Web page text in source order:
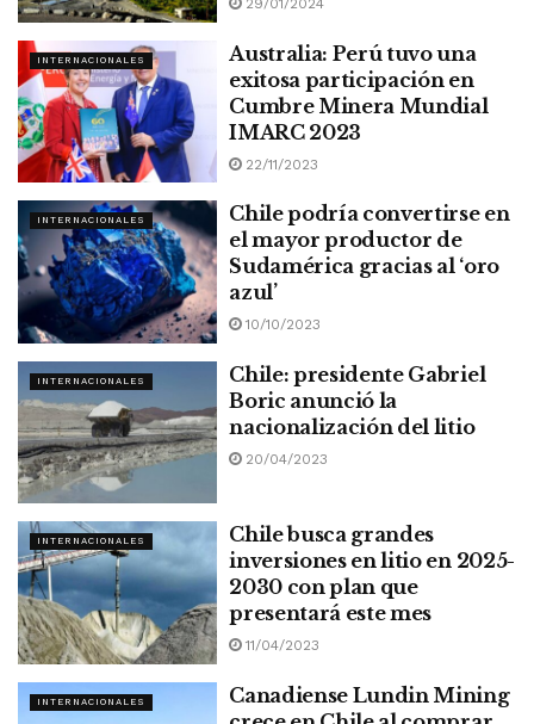
29/01/2024
INTERNACIONALES
Australia: Perú tuvo una
exitosa participación en
Cumbre Minera Mundial
IMARC 2023
22/11/2023
INTERNACIONALES
Chile podría convertirse en
el mayor productor de
Sudamérica gracias al ‘oro
azul’
10/10/2023
INTERNACIONALES
Chile: presidente Gabriel
Boric anunció la
nacionalización del litio
20/04/2023
INTERNACIONALES
Chile busca grandes
inversiones en litio en 2025-
2030 con plan que
presentará este mes
11/04/2023
INTERNACIONALES
Canadiense Lundin Mining